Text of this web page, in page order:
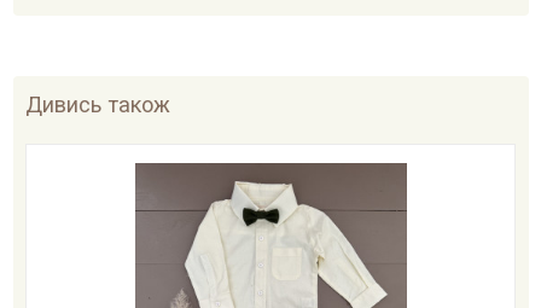
Дивись також